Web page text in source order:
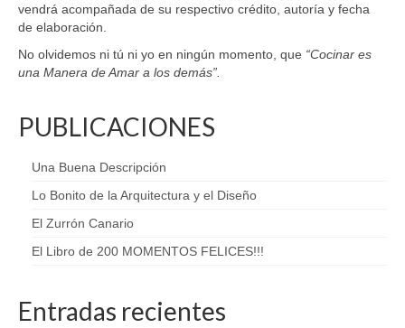
vendrá acompañada de su respectivo crédito, autoría y fecha
de elaboración.
No olvidemos ni tú ni yo en ningún momento, que “Cocinar es
una Manera de Amar a los demás”.
PUBLICACIONES
Una Buena Descripción
Lo Bonito de la Arquitectura y el Diseño
El Zurrón Canario
El Libro de 200 MOMENTOS FELICES!!!
Entradas recientes